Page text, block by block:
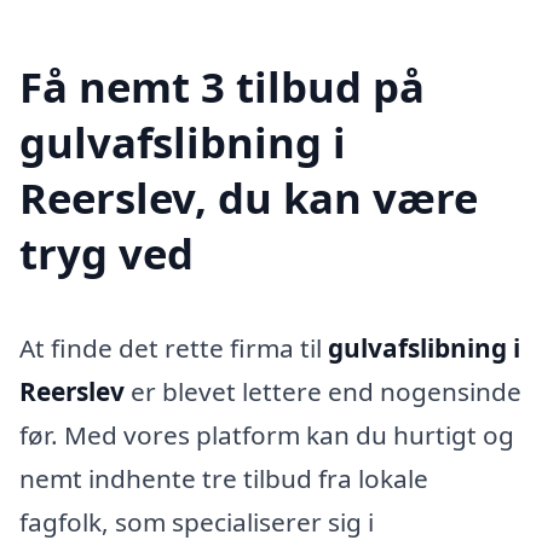
Få nemt 3 tilbud på
gulvafslibning i
Reerslev, du kan være
tryg ved
At finde det rette firma til gulvafslibning i
Reerslev er blevet lettere end nogensinde
før. Med vores platform kan du hurtigt og
nemt indhente tre tilbud fra lokale
fagfolk, som specialiserer sig i